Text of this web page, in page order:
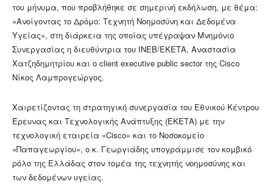
του μήνυμα, που προβλήθηκε σε σημερινή εκδήλωση, με θέμα:
«Ανοίγοντας το Δρόμο: Τεχνητή Νοημοσύνη και Δεδομένα
Υγείας», στη διάρκεια της οποίας υπέγραψαν Μνημόνιο
Συνεργασίας η διευθύντρια του ΙΝΕΒ/ΕΚΕΤΑ, Αναστασία
Χατζηδημητρίου και ο client executive public sector της Cisco
Νίκος Λαμπρογεώργος.
Χαιρετίζοντας τη στρατηγική συνεργασία του Εθνικού Κέντρου
Έρευνας και Τεχνολογικής Ανάπτυξης (ΕΚΕΤΑ) με την
τεχνολογική εταιρεία «Cisco» και το Νοσοκομείο
«Παπαγεωργίου», ο κ. Γεωργιάδης υπογράμμισε τον κομβικό
ρόλο της Ελλάδας στον τομέα της τεχνητής νοημοσύνης και
των δεδομένων υγείας.